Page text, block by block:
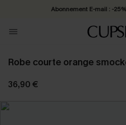
Abonnement E-mail : -
Robe courte orange
36,90 €